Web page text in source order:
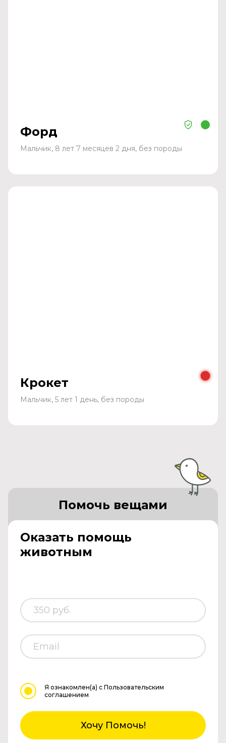
Форд
Мальчик, 8 лет 7 месяцев 2 дня, без породы
Крокет
Мальчик, 5 лет 1 день, без породы
Оказать помощь
животным
Помочь вещами
Я ознакомлен(а) с Пользовательским
соглашением
Хочу Помочь!